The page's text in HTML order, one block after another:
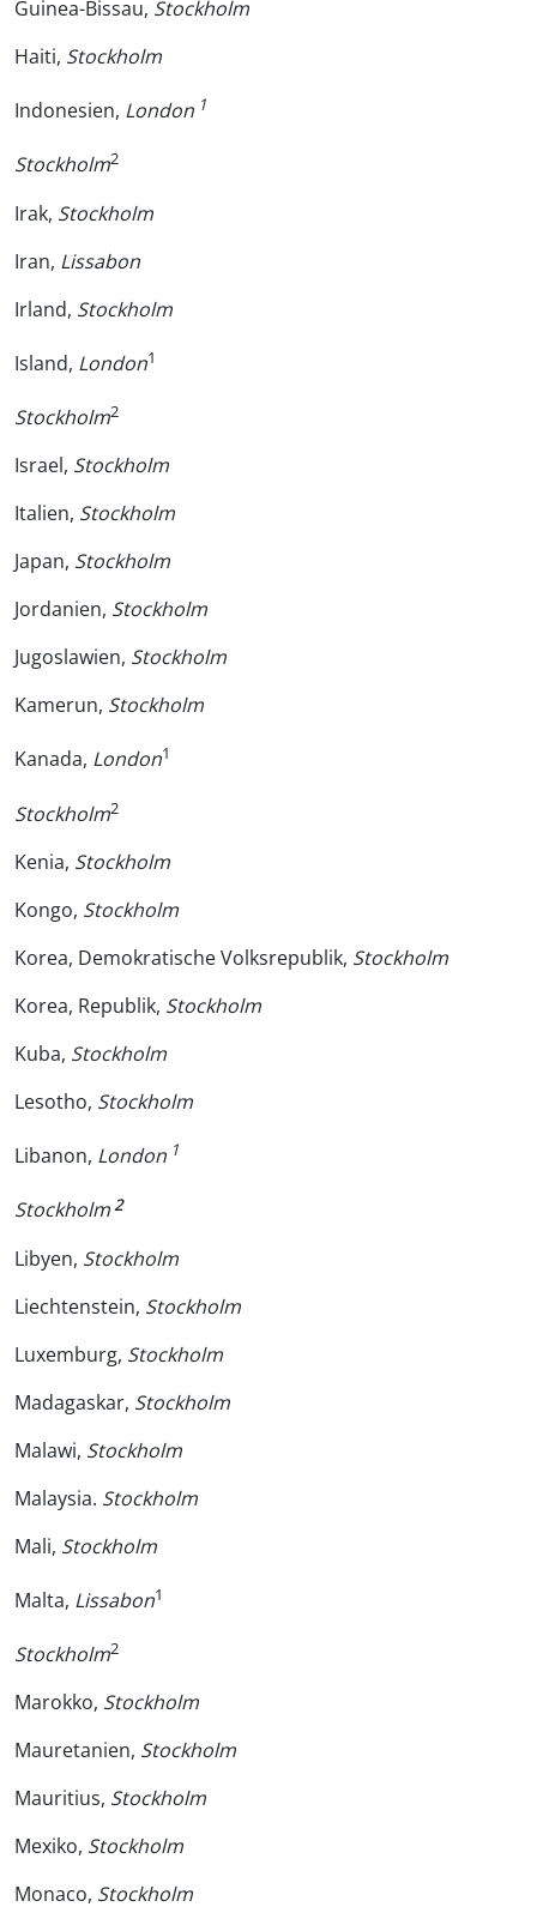
Guinea-Bissau, Stockholm
Haiti, Stockholm
Indonesien, London 1
Stockholm2
Irak, Stockholm
Iran, Lissabon
Irland, Stockholm
Island, London1
Stockholm2
Israel, Stockholm
Italien, Stockholm
Japan, Stockholm
Jordanien, Stockholm
Jugoslawien, Stockholm
Kamerun, Stockholm
Kanada, London1
Stockholm2
Kenia, Stockholm
Kongo, Stockholm
Korea, Demokratische Volksrepublik, Stockholm
Korea, Republik, Stockholm
Kuba, Stockholm
Lesotho, Stockholm
Libanon, London 1
Stockholm 2
Libyen, Stockholm
Liechtenstein, Stockholm
Luxemburg, Stockholm
Madagaskar, Stockholm
Malawi, Stockholm
Malaysia. Stockholm
Mali, Stockholm
Malta, Lissabon1
Stockholm2
Marokko, Stockholm
Mauretanien, Stockholm
Mauritius, Stockholm
Mexiko, Stockholm
Monaco, Stockholm